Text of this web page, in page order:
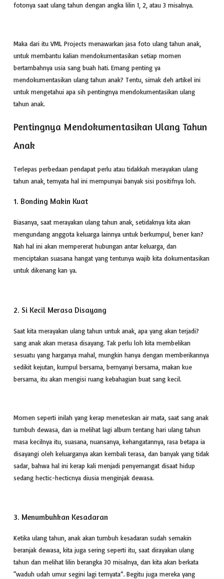
fotonya saat ulang tahun dengan angka lilin 1, 2, atau 3 misalnya.
Maka dari itu VML Projects menawarkan jasa foto ulang tahun anak,
untuk membantu kalian mendokumentasikan setiap momen
bertambahnya usia sang buah hati. Emang penting ya
mendokumentasikan ulang tahun anak? Tentu, simak deh artikel ini
untuk mengetahui apa sih pentingnya mendokumentasikan ulang
tahun anak.
Pentingnya Mendokumentasikan Ulang Tahun
Anak
Terlepas perbedaan pendapat perlu atau tidakkah merayakan ulang
tahun anak, ternyata hal ini mempunyai banyak sisi positifnya loh.
1. Bonding Makin Kuat
Biasanya, saat merayakan ulang tahun anak, setidaknya kita akan
mengundang anggota keluarga lainnya untuk berkumpul, bener kan?
Nah hal ini akan mempererat hubungan antar keluarga, dan
menciptakan suasana hangat yang tentunya wajib kita dokumentasikan
untuk dikenang kan ya.
2. Si Kecil Merasa Disayang
Saat kita merayakan ulang tahun untuk anak, apa yang akan terjadi?
sang anak akan merasa disayang. Tak perlu loh kita membelikan
sesuatu yang harganya mahal, mungkin hanya dengan memberikannya
sedikit kejutan, kumpul bersama, bernyanyi bersama, makan kue
bersama, itu akan mengisi ruang kebahagian buat sang kecil.
Momen seperti inilah yang kerap meneteskan air mata, saat sang anak
tumbuh dewasa, dan ia melihat lagi album tentang hari ulang tahun
masa kecilnya itu, suasana, nuansanya, kehangatannya, rasa betapa ia
disayangi oleh keluarganya akan kembali terasa, dan banyak yang tidak
sadar, bahwa hal ini kerap kali menjadi penyemangat disaat hidup
sedang hectic-hecticnya diusia menginjak dewasa.
3. Menumbuhkan Kesadaran
Ketika ulang tahun, anak akan tumbuh kesadaran sudah semakin
beranjak dewasa, kita juga sering seperti itu, saat dirayakan ulang
tahun dan melihat lilin berangka 30 misalnya, dan kita akan berkata
“waduh udah umur segini lagi ternyata”. Begitu juga mereka yang